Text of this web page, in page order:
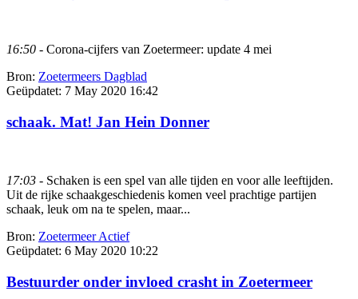
16:50 - Corona-cijfers van Zoetermeer: update 4 mei
Bron: Zoetermeers Dagblad
Geüpdatet: 7 May 2020 16:42
schaak. Mat! Jan Hein Donner
17:03 - Schaken is een spel van alle tijden en voor alle leeftijden.
Uit de rijke schaakgeschiedenis komen veel prachtige partijen
schaak, leuk om na te spelen, maar...
Bron: Zoetermeer Actief
Geüpdatet: 6 May 2020 10:22
Bestuurder onder invloed crasht in Zoetermeer